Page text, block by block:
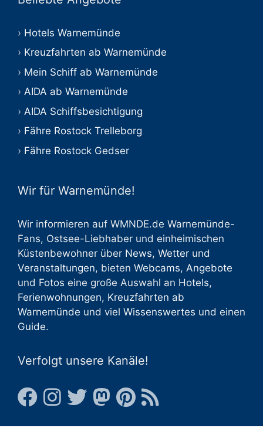
Hotels Warnemünde
Kreuzfahrten ab Warnemünde
Mein Schiff ab Warnemünde
AIDA ab Warnemünde
AIDA Schiffsbesichtigung
Fähre Rostock Trelleborg
Fähre Rostock Gedser
Wir für Warnemünde!
Wir informieren auf WMNDE.de Warnemünde-
Fans, Ostsee-Liebhaber und einheimischen
Küstenbewohner über News, Wetter und
Veranstaltungen, bieten Webcams, Angebote
und Fotos eine große Auswahl an Hotels,
Ferienwohnungen, Kreuzfahrten ab
Warnemünde und viel Wissenswertes und einen
Guide.
Verfolgt unsere Kanäle!